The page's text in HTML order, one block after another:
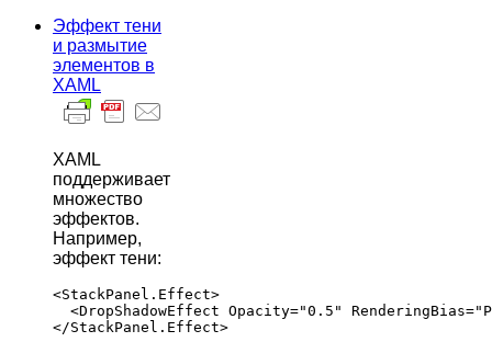
Эффект тени
и размытие
элементов в
XAML
XAML
поддерживает
множество
эффектов.
Например,
эффект тени:
<StackPanel.Effect>
<DropShadowEffect Opacity="0.5"